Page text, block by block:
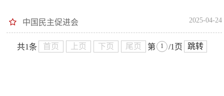
中国民主促进会 2025-04-24
共1条 首页 上页 下页 尾页 第 /1页 跳转